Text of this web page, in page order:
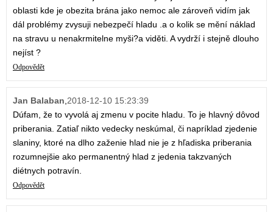
oblasti kde je obezita brána jako nemoc ale zároveň vidím jak
dál problémy zvysuji nebezpečí hladu .a o kolik se mění náklad
na stravu u nenakrmitelne myši?a viděti. A vydrží i stejně dlouho
nejíst ?
Odpovědět
Jan Balaban,2018-12-10 15:23:39
Dúfam, že to vyvolá aj zmenu v pocite hladu. To je hlavný dôvod
priberania. Zatiaľ nikto vedecky neskúmal, či napríklad zjedenie
slaniny, ktoré na dlho zaženie hlad nie je z hľadiska priberania
rozumnejšie ako permanentný hlad z jedenia takzvaných
diétnych potravín.
Odpovědět